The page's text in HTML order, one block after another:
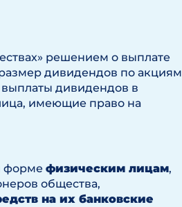
решением о выплате
дивидендов по акциям
дивидендов в
имеющие право на
форме физическим лицам,
общества,
на их банковские